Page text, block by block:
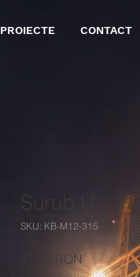
PROIECTE CONTACT
Surub U -
SKU: KB-M12-315
27,75 RONPrice